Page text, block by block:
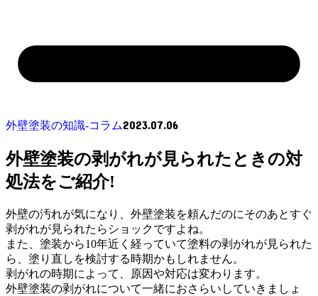
外壁塗装の知識‐コラム2023.07.06
外壁塗装の剥がれが見られたときの対
処法をご紹介!
外壁の汚れが気になり、外壁塗装を頼んだのにそのあとすぐ
剥がれが見られたらショックですよね。
また、塗装から10年近く経っていて塗料の剥がれが見られた
ら、塗り直しを検討する時期かもしれません。
剥がれの時期によって、原因や対応は変わります。
外壁塗装の剥がれについて一緒におさらいしていきましょ